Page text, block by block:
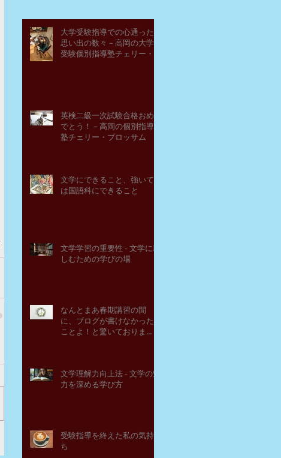
大学受験指導での心通った
思い出の数々－高岡の大学
受験個別指導塾チェリー・
英検二級一次試験合格おめ
でとう！－高岡の個別指導
塾チェリー・ブロッサム
文学にできること、強いて
は国語科にできること
文学学習の重要性 - 文学に親
しむための学びの場
なんとまあ春期講習の間
に、ブログが書けなかった
ことよ！と驚いておりま
文学理解力向上法 - 文学の魅
力を深める学び方
受験指導を終えた私の気持
ち